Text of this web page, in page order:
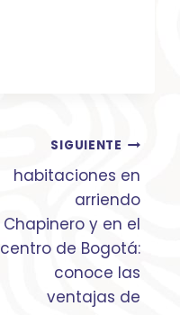
SIGUIENTE
habitaciones en
arriendo
Chapinero y en el
centro de Bogotá:
conoce las
ventajas de